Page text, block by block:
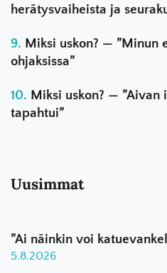
herätysvaiheista ja
Miksi uskon? — ”Minun
ohjaksissa”
Miksi uskon? —
tapahtui”
Uusimmat
”Ai näinkin voi
5.8.2026